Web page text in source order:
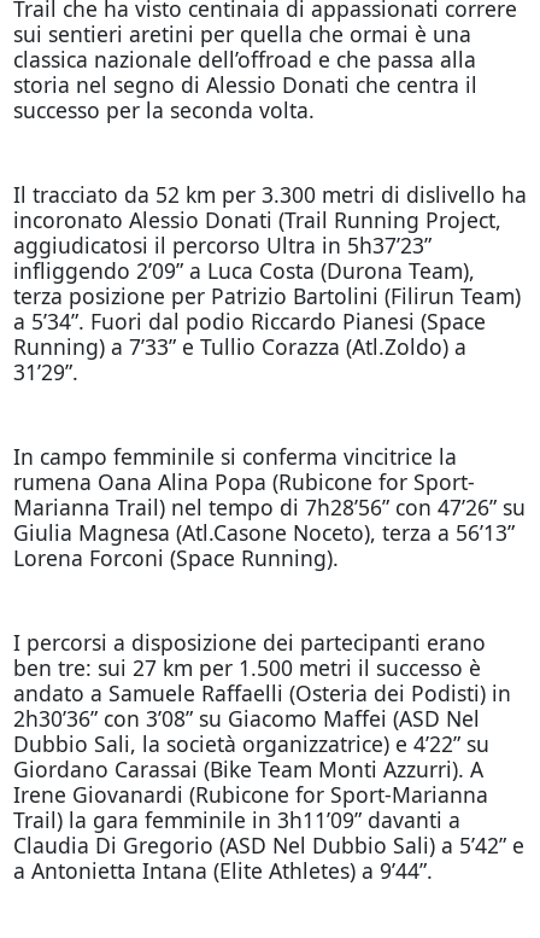
Trail che ha visto centinaia di appassionati correre
sui sentieri aretini per quella che ormai è una
classica nazionale dell’offroad e che passa alla
storia nel segno di Alessio Donati che centra il
successo per la seconda volta.
Il tracciato da 52 km per 3.300 metri di dislivello ha
incoronato Alessio Donati (Trail Running Project,
aggiudicatosi il percorso Ultra in 5h37’23”
infliggendo 2’09” a Luca Costa (Durona Team),
terza posizione per Patrizio Bartolini (Filirun Team)
a 5’34”. Fuori dal podio Riccardo Pianesi (Space
Running) a 7’33” e Tullio Corazza (Atl.Zoldo) a
31’29”.
In campo femminile si conferma vincitrice la
rumena Oana Alina Popa (Rubicone for Sport-
Marianna Trail) nel tempo di 7h28’56” con 47’26” su
Giulia Magnesa (Atl.Casone Noceto), terza a 56’13”
Lorena Forconi (Space Running).
I percorsi a disposizione dei partecipanti erano
ben tre: sui 27 km per 1.500 metri il successo è
andato a Samuele Raffaelli (Osteria dei Podisti) in
2h30’36” con 3’08” su Giacomo Maffei (ASD Nel
Dubbio Sali, la società organizzatrice) e 4’22” su
Giordano Carassai (Bike Team Monti Azzurri). A
Irene Giovanardi (Rubicone for Sport-Marianna
Trail) la gara femminile in 3h11’09” davanti a
Claudia Di Gregorio (ASD Nel Dubbio Sali) a 5’42” e
a Antonietta Intana (Elite Athletes) a 9’44”.